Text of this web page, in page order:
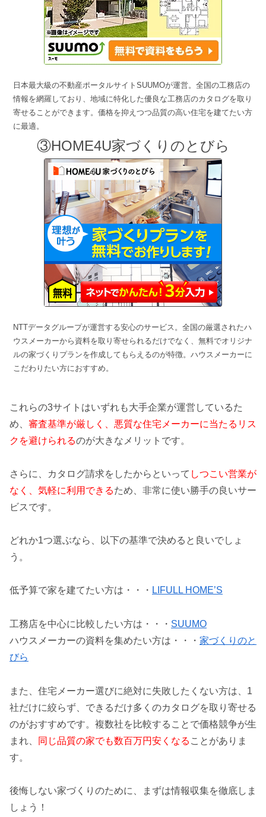
日本最大級の不動産ポータルサイトSUUMOが運営。全国の工務店の
情報を網羅しており、地域に特化した優良な工務店のカタログを取り
寄せることができます。価格を抑えつつ品質の高い住宅を建てたい方
に最適。
③HOME4U家づくりのとびら
NTTデータグループが運営する安心のサービス。全国の厳選されたハ
ウスメーカーから資料を取り寄せられるだけでなく、無料でオリジナ
ルの家づくりプランを作成してもらえるのが特徴。ハウスメーカーに
こだわりたい方におすすめ。
これらの3サイトはいずれも大手企業が運営しているた
め、 審査基準が厳しく、悪質な住宅メーカーに当たるリス
クを避けられるのが大きなメリットです。
さらに、カタログ請求をしたからといって しつこい営業が
なく、気軽に利用できるため、非常に使い勝手の良いサー
ビスです。
どれか1つ選ぶなら、以下の基準で決めると良いでしょ
う。
低予算で家を建てたい方は・・・ LIFULL HOME’S
工務店を中心に比較したい方は・・・ SUUMO
ハウスメーカーの資料を集めたい方は・・・ 家づくりのと
びら
また、住宅メーカー選びに絶対に失敗したくない方は、1
社だけに絞らず、できるだけ多くのカタログを取り寄せる
のがおすすめです。複数社を比較することで価格競争が生
まれ、
同じ品質の家でも数百万円安くなる ことがありま
す。
後悔しない家づくりのために、まずは情報収集を徹底しま
しょう！